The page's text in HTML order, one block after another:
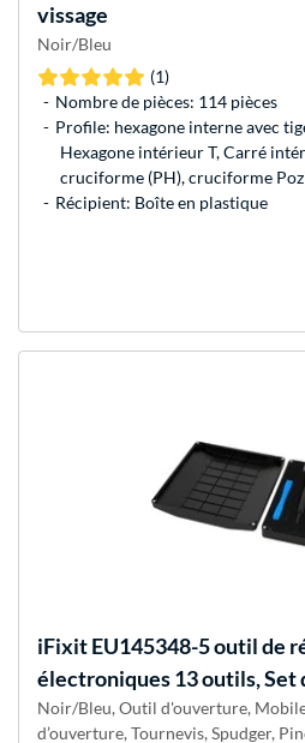
vissage
Noir/Bleu
(1)
Nombre de pièces: 114 pièces
Profile: hexagone interne avec
Hexagone intérieur T, Carré
cruciforme (PH), cruciforme
Récipient: Boîte en plastique
iFixitEU145348-5 outil de
électroniques 13 outils, Set
Noir/Bleu, Outil d'ouverture,
d’ouverture, Tournevis, Spudger,